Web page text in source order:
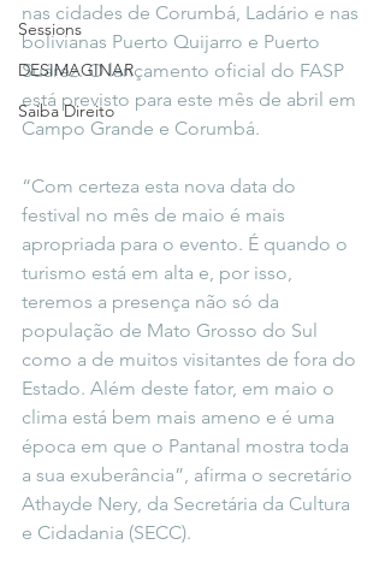
Sessions
DESIMAGINAR
Saiba Direito
nas cidades de Corumbá, Ladário e nas
bolivianas Puerto Quijarro e Puerto
Suárez. O lançamento oficial do FASP
está previsto para este mês de abril em
Campo Grande e Corumbá.
“Com certeza esta nova data do
festival no mês de maio é mais
apropriada para o evento. É quando o
turismo está em alta e, por isso,
teremos a presença não só da
população de Mato Grosso do Sul
como a de muitos visitantes de fora do
Estado. Além deste fator, em maio o
clima está bem mais ameno e é uma
época em que o Pantanal mostra toda
a sua exuberância”, afirma o secretário
Athayde Nery, da Secretária da Cultura
e Cidadania (SECC).